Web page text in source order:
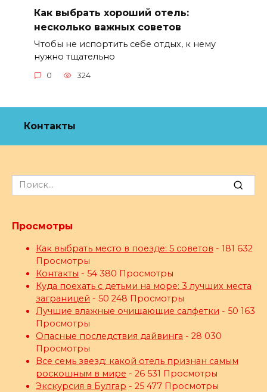
Как выбрать хороший отель:
несколько важных советов
Чтобы не испортить себе отдых, к нему
нужно тщательно
0 324
Контакты
Search
for:
Просмотры
Как выбрать место в поезде: 5 советов - 181 632
Просмотры
Контакты - 54 380 Просмотры
Куда поехать с детьми на море: 3 лучших места
заграницей - 50 248 Просмотры
Лучшие влажные очищающие салфетки - 50 163
Просмотры
Опасные последствия дайвинга - 28 030
Просмотры
Все семь звезд: какой отель признан самым
роскошным в мире - 26 531 Просмотры
Экскурсия в Булгар - 25 477 Просмотры